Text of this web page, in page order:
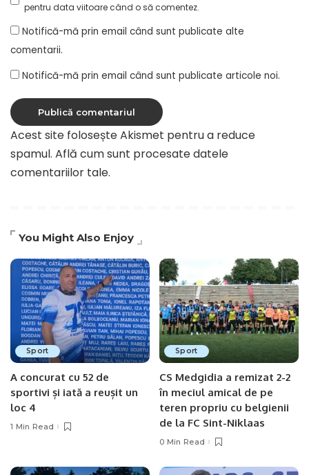
pentru data viitoare când o să comentez.
Notifică-mă prin email când sunt publicate alte
comentarii.
Notifică-mă prin email când sunt publicate articole noi.
Acest site folosește Akismet pentru a reduce
spamul. Află cum sunt procesate datele
comentariilor tale.
You Might Also Enjoy
Sport
A concurat cu 52 de
sportivi și iată a reușit un
loc 4
1 Min Read
Sport
CS Medgidia a remizat 2-2
în meciul amical de pe
teren propriu cu belgienii
de la FC Sint-Niklaas
0 Min Read